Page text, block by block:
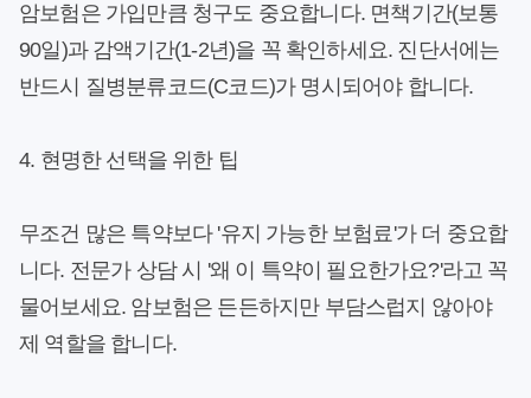
암보험은 가입만큼 청구도 중요합니다. 면책기간(보통
90일)과 감액기간(1-2년)을 꼭 확인하세요. 진단서에는
반드시 질병분류코드(C코드)가 명시되어야 합니다.
4. 현명한 선택을 위한 팁
무조건 많은 특약보다 '유지 가능한 보험료'가 더 중요합
니다. 전문가 상담 시 '왜 이 특약이 필요한가요?'라고 꼭
물어보세요. 암보험은 든든하지만 부담스럽지 않아야
제 역할을 합니다.